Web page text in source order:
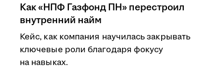
Как «НПФ Газфонд ПН» перестроил
внутренний найм
Кейс, как компания научилась закрывать
ключевые роли благодаря фокусу
на навыках.